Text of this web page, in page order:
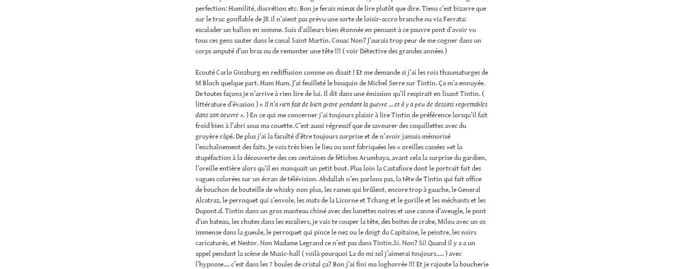
perfection: Humilité, discrétion etc. Bon je ferais mieux de lire plutôt que dire. Tiens c’est bizarre que
sur le truc gonflable de JR il n’aient pas prévu une sorte de loisir-accro branche ou via Ferrata:
escalader un ballon en somme. Suis d’ailleurs bien étonnée en pensant à ce pauvre pont d’avoir vu
tous ces gens sauter dans le canal Saint Martin. Couac Non? J’aurais trop peur de me cogner dans un
corps amputé d’un bras ou de remonter une tête !!! ( voir Détective des grandes années )
Ecouté Carlo Ginzburg en rediffusion comme on disait ! Et me demande si j’ai les rois thaumaturges de
M Bloch quelque part. Hum Hum. J’ai feuilleté le bouquin de Michel Serre sur Tintin. Ça m’a ennuyée.
De toutes façons je n’arrive à rien lire de lui. Il dit dans une émission qu’il respirait en lisant Tintin. (
littérature d’évasion ) « Il n’a rien fait de bien grave pendant la guerre … et il y a peu de dessins regrettables
dans son oeuvre ». ) En ce qui me concerner j’ai toujours plaisir à lire Tintin de préférence lorsqu’il fait
froid bien à l’abri sous ma couette. C’est aussi régressif que de savourer des coquillettes avec du
gruyère râpé. De plus j’ai la faculté d’être toujours surprise et de n’avoir jamais mémorisé
l’enchaînement des faits. Je vois très bien le lieu ou sont fabriquées les « oreilles cassées »et la
stupéfaction à la découverte des ces centaines de fétiches Arumbaya, avant cela la surprise du gardien,
l’oreille entière alors qu’il en manquait un petit bout. Plus loin la Castafiore dont le portrait fait des
vagues colorées sur un écran de télévision. Abdallah n’en parlons pas, la tête de Tintin qui fait office
de bouchon de bouteille de whisky non plus, les rames qui brûlent, encore trop à gauche, le General
Alcatraz, le perroquet qui s’envole, les mats de la Licorne et Tchang et le gorille et les méchants et les
Dupont.d. Tintin dans un gros manteau chiné avec des lunettes noires et une canne d’aveugle, le pont
d’un bateau, les chutes dans les escaliers, je vais te couper la tête, des boites de crabe, Milou avec un os
immense dans la gueule, le perroquet qui pince le nez ou le doigt du Capitaine, le peintre, les noirs
caricaturés, et Nestor. Non Madame Legrand ce n’est pas dans Tintin.Si. Non? Si! Quand il y a a un
appel pendant la scène de Music-hall ( voilà pourquoi La do mi sol j’aimerai toujours….. ) avec
l’hypnose…. c’est dans les 7 boules de cristal ça? Bon j’ai fini ma loghorrée !!! Et je rajoute la boucherie